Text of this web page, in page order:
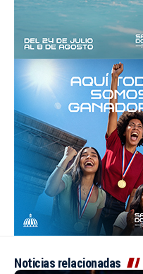
Noticias relacionadas